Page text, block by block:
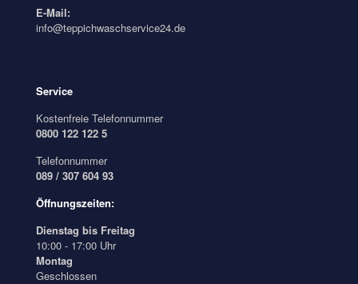
E-Mail:
info@teppichwaschservice24.de
Service
Kostenfreie Telefonnummer
0800 122 122 5
Telefonnummer
089 / 307 604 93
Öffnungszeiten:
Dienstag bis Freitag
10:00 - 17:00 Uhr
Montag
Geschlossen